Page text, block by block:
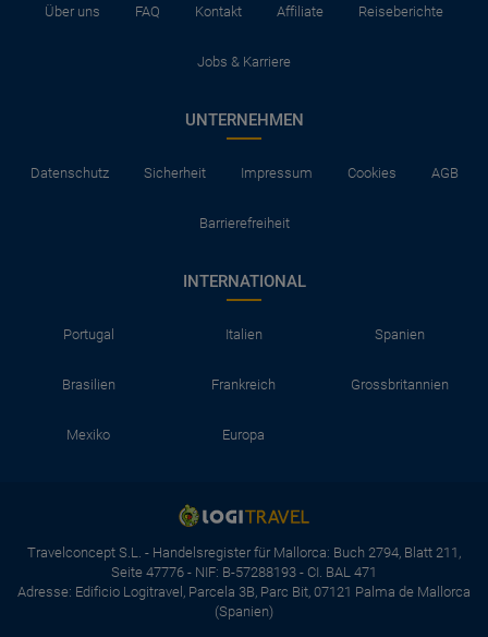
Über uns FAQ Kontakt Affiliate Reiseberichte
Jobs & Karriere
UNTERNEHMEN
Datenschutz Sicherheit Impressum Cookies AGB
Barrierefreiheit
INTERNATIONAL
Portugal Italien Spanien
Brasilien Frankreich Grossbritannien
Mexiko Europa
Travelconcept S.L. - Handelsregister für Mallorca: Buch 2794, Blatt 211,
Seite 47776 - NIF: B-57288193 - CI. BAL 471
Adresse: Edificio Logitravel, Parcela 3B, Parc Bit, 07121 Palma de Mallorca
(Spanien)